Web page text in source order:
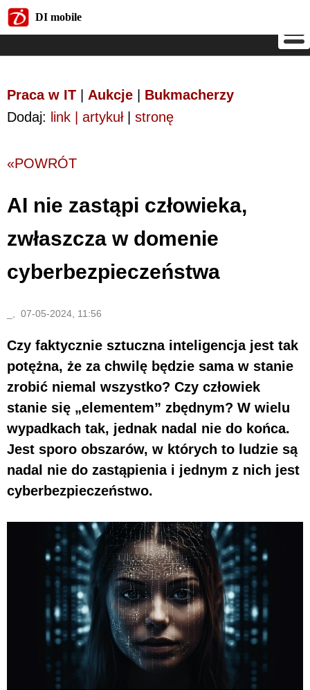
DI mobile
Praca w IT Aukcje
Bukmacherzy
Dodaj: link | artykuł| stronę
«POWRÓT
AI nie zastąpi człowieka,
zwłaszcza w domenie
cyberbezpieczeństwa
_, 07-05-2024, 11:56
Czy faktycznie sztuczna inteligencja jest tak
potężna, że za chwilę będzie sama w stanie
zrobić niemal wszystko? Czy człowiek
stanie się „elementem” zbędnym? W wielu
wypadkach tak, jednak nadal nie do końca.
Jest sporo obszarów, w których to ludzie są
nadal nie do zastąpienia i jednym z nich jest
cyberbezpieczeństwo.
DI mobile